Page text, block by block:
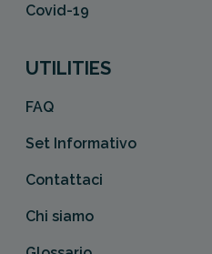
Covid-19
UTILITIES
FAQ
Set Informativo
Contattaci
Chi siamo